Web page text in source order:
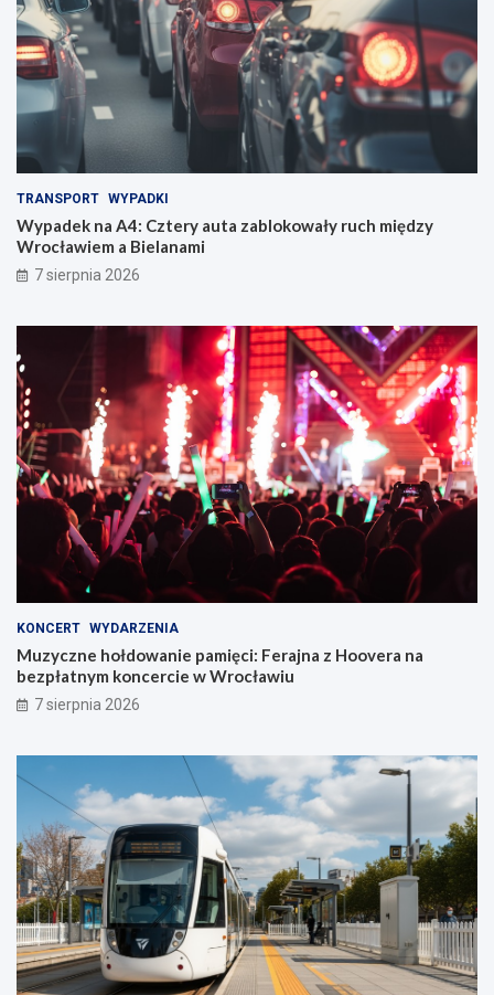
TRANSPORT WYPADKI
Wypadek na A4: Cztery auta zablokowały ruch między
Wrocławiem a Bielanami
7 sierpnia 2026
KONCERT WYDARZENIA
Muzyczne hołdowanie pamięci: Ferajna z Hoovera na
bezpłatnym koncercie w Wrocławiu
7 sierpnia 2026